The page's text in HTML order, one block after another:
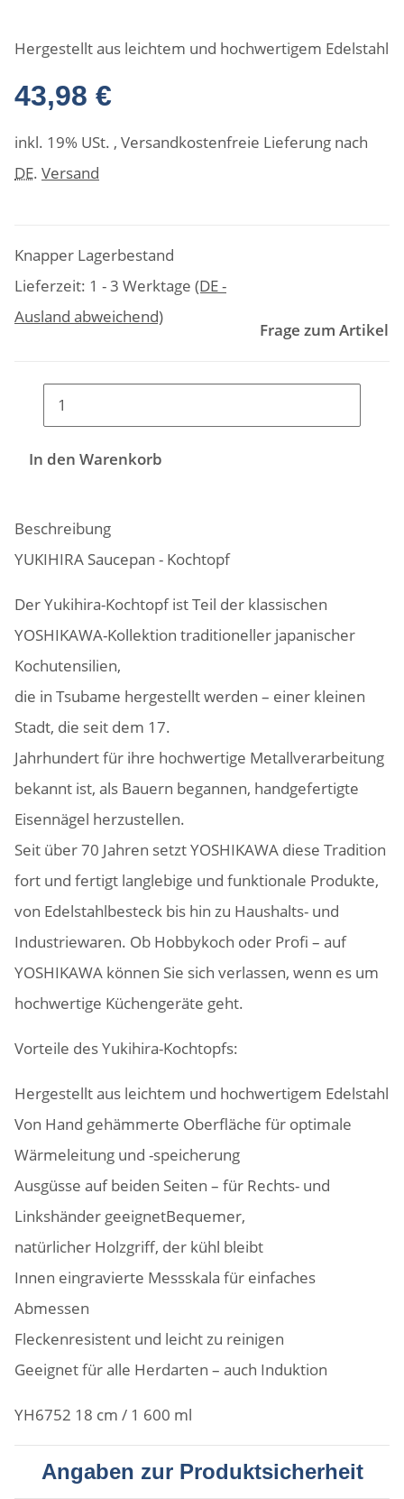
Hergestellt aus leichtem und hochwertigem Edelstahl
43,98 €
inkl. 19% USt. , Versandkostenfreie Lieferung nach
DE. Versand
Knapper Lagerbestand
Lieferzeit: 1 - 3 Werktage (DE -
Ausland abweichend)
Frage zum Artikel
In den Warenkorb
Beschreibung
YUKIHIRA Saucepan - Kochtopf
Der Yukihira-Kochtopf ist Teil der klassischen
YOSHIKAWA-Kollektion traditioneller japanischer
Kochutensilien,
die in Tsubame hergestellt werden – einer kleinen
Stadt, die seit dem 17.
Jahrhundert für ihre hochwertige Metallverarbeitung
bekannt ist, als Bauern begannen, handgefertigte
Eisennägel herzustellen.
Seit über 70 Jahren setzt YOSHIKAWA diese Tradition
fort und fertigt langlebige und funktionale Produkte,
von Edelstahlbesteck bis hin zu Haushalts- und
Industriewaren. Ob Hobbykoch oder Profi – auf
YOSHIKAWA können Sie sich verlassen, wenn es um
hochwertige Küchengeräte geht.
Vorteile des Yukihira-Kochtopfs:
Hergestellt aus leichtem und hochwertigem Edelstahl
Von Hand gehämmerte Oberfläche für optimale
Wärmeleitung und -speicherung
Ausgüsse auf beiden Seiten – für Rechts- und
Linkshänder geeignetBequemer,
natürlicher Holzgriff, der kühl bleibt
Innen eingravierte Messskala für einfaches
Abmessen
Fleckenresistent und leicht zu reinigen
Geeignet für alle Herdarten – auch Induktion
YH6752 18 cm / 1 600 ml
Angaben zur Produktsicherheit